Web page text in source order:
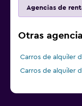
Agencias de
Otras
Carros de alquiler
Carros de alquiler